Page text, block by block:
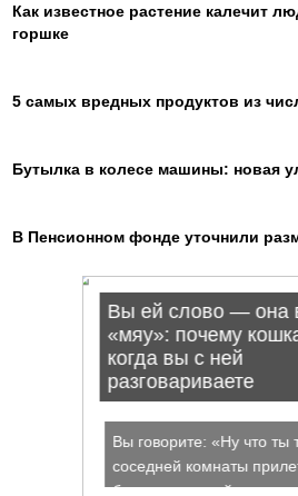
Как известное растение калечит
горшке
5 самых вредных продуктов из
Бутылка в колесе машины: новая
В Пенсионном фонде уточнили